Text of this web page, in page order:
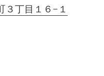
丁目１６−１